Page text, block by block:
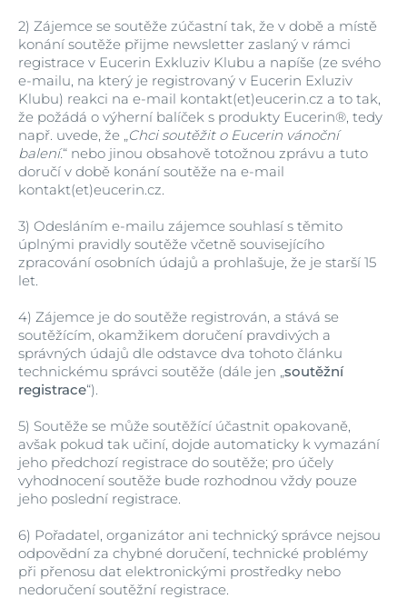
2) Zájemce se soutěže zúčastní tak, že v době a místě
konání soutěže přijme newsletter zaslaný v rámci
registrace v Eucerin Exkluziv Klubu a napíše (ze svého
e-mailu, na který je registrovaný v Eucerin Exluziv
Klubu) reakci na e-mail kontakt(et)eucerin.cz a to tak,
že požádá o výherní balíček s produkty Eucerin®, tedy
např. uvede, že „Chci soutěžit o Eucerin vánoční
balení.“ nebo jinou obsahově totožnou zprávu a tuto
doručí v době konání soutěže na e-mail
kontakt(et)eucerin.cz.
3) Odesláním e-mailu zájemce souhlasí s těmito
úplnými pravidly soutěže včetně souvisejícího
zpracování osobních údajů a prohlašuje, že je starší 15
let.
4) Zájemce je do soutěže registrován, a stává se
soutěžícím, okamžikem doručení pravdivých a
správných údajů dle odstavce dva tohoto článku
technickému správci soutěže (dále jen „soutěžní
registrace“).
5) Soutěže se může soutěžící účastnit opakovaně,
avšak pokud tak učiní, dojde automaticky k vymazání
jeho předchozí registrace do soutěže; pro účely
vyhodnocení soutěže bude rozhodnou vždy pouze
jeho poslední registrace.
6) Pořadatel, organizátor ani technický správce nejsou
odpovědní za chybné doručení, technické problémy
při přenosu dat elektronickými prostředky nebo
nedoručení soutěžní registrace.